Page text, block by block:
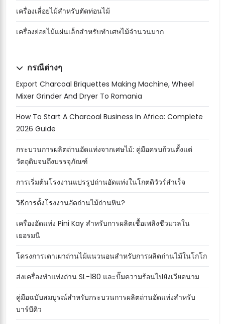
เครื่องเลื่อยไม้สำหรับตัดท่อนไม้
เครื่องย่อยไม้แผ่นเล็กสำหรับทำเศษไม้จำนวนมาก
กรณีต่างๆ
Export Charcoal Briquettes Making Machine, Wheel
Mixer Grinder And Dryer To Romania
How To Start A Charcoal Business In Africa: Complete
2026 Guide
กระบวนการผลิตถ่านอัดแท่งจากเศษไม้: คู่มือครบถ้วนตั้งแต่
วัตถุดิบจนถึงบรรจุภัณฑ์
การเริ่มต้นโรงงานแปรรูปถ่านอัดแท่งในโกตดิวัวร์สำเร็จ
วิธีการตั้งโรงงานอัดถ่านไม้ถ่านหิน?
เครื่องอัดแท่ง Pini Kay สำหรับการผลิตเชื้อเพลิงชีวมวลใน
เยอรมนี
โครงการเตาเผาถ่านไม้แนวนอนสำหรับการผลิตถ่านไม้ในโกโก
ส่งเครื่องทำแท่งถ่าน SL-180 และปั๊มความร้อนไปยังเวียดนาม
คู่มือฉบับสมบูรณ์สำหรับกระบวนการผลิตถ่านอัดแท่งสำหรับ
บาร์บีคิว